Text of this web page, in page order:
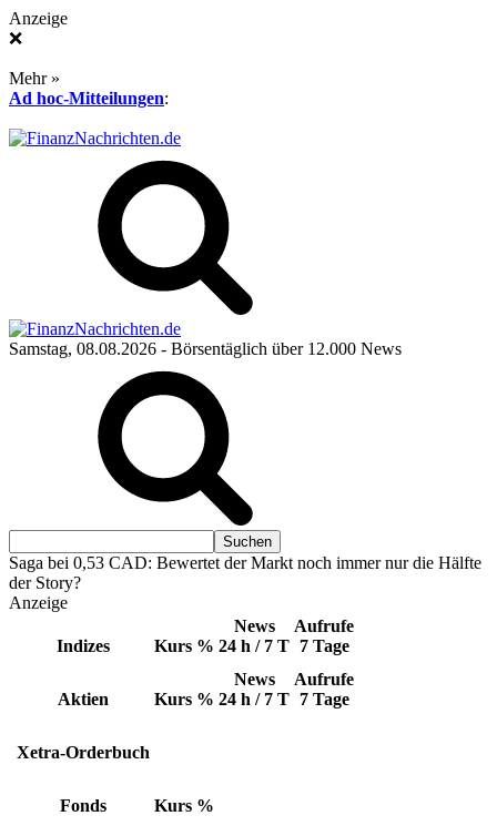
Anzeige
❌
Mehr »
Ad hoc-Mitteilungen:
Samstag, 08.08.2026 - Börsentäglich über 12.000 News
Saga bei 0,53 CAD: Bewertet der Markt noch immer nur die Hälfte
der Story?
Anzeige
Indizes Kurs %
News
24 h / 7 T
Aufrufe
7 Tage
Aktien Kurs %
News
24 h / 7 T
Aufrufe
7 Tage
Xetra-Orderbuch
Fonds Kurs %